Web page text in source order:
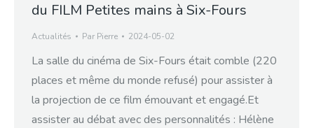
du FILM Petites mains à Six-Fours
Actualités Par Pierre 2024-05-02
La salle du cinéma de Six-Fours était comble (220
places et même du monde refusé) pour assister à
la projection de ce film émouvant et engagé.Et
assister au débat avec des personnalités : Hélène